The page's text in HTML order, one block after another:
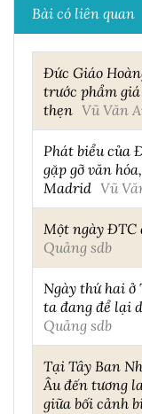
Bài có liên quan
Đức Giáo
trước phẩm
thẹn Vũ Văn
Phát biểu của
gặp gỡ văn
Madrid Vũ
Một ngày ĐTC
Quảng sdb
Ngày thứ hai ở
ta đang để lại
Quảng sdb
Tại Tây Ban
Âu đến tương
giữa bối cảnh